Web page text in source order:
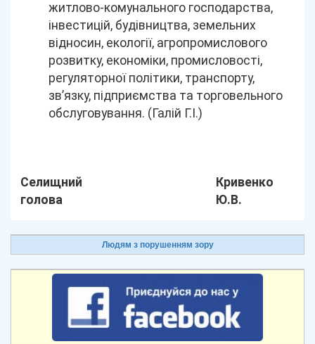
житлово-комунального господарства,
інвестицій, будівництва, земельних
відносин, екології, агропромислового
розвитку, економіки, промисловості,
регуляторної політики, транспорту,
зв’язку, підприємства та торговельного
обслуговування. (Галій Г.І.)
Селищний
голова
Кривенко
Ю.В.
Людям з порушенням зору